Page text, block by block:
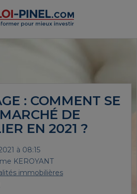
: COMMENT SE
DE
EN 2021 ?
à 08:15
KEROYANT
immobilières